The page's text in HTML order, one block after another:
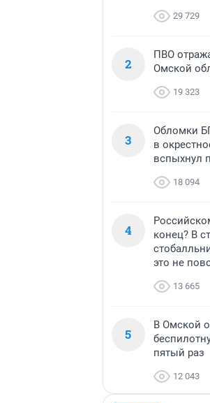
29 729
2
ПВО
Омской
19 323
3
Обломки
в
вспыхнул
18 094
4
конец? В
это не
13 665
5
В Омской
пятый раз
12 043